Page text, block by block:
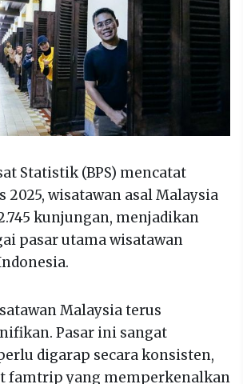
Statistik (BPS) mencatat
2025, wisatawan asal Malaysia
kunjungan, menjadikan
pasar utama wisatawan
Malaysia terus
Pasar ini sangat
digarap secara konsisten,
famtrip yang memperkenalkan